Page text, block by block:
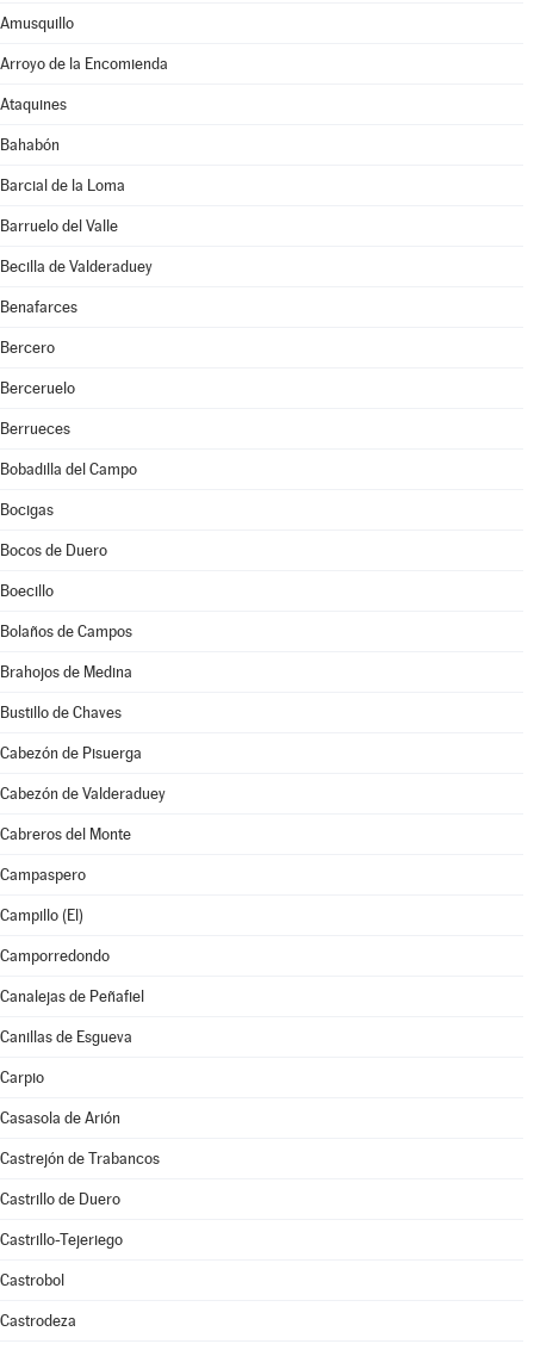
Amusquillo
Arroyo de la Encomienda
Ataquines
Bahabón
Barcial de la Loma
Barruelo del Valle
Becilla de Valderaduey
Benafarces
Bercero
Berceruelo
Berrueces
Bobadilla del Campo
Bocigas
Bocos de Duero
Boecillo
Bolaños de Campos
Brahojos de Medina
Bustillo de Chaves
Cabezón de Pisuerga
Cabezón de Valderaduey
Cabreros del Monte
Campaspero
Campillo (El)
Camporredondo
Canalejas de Peñafiel
Canillas de Esgueva
Carpio
Casasola de Arión
Castrejón de Trabancos
Castrillo de Duero
Castrillo-Tejeriego
Castrobol
Castrodeza